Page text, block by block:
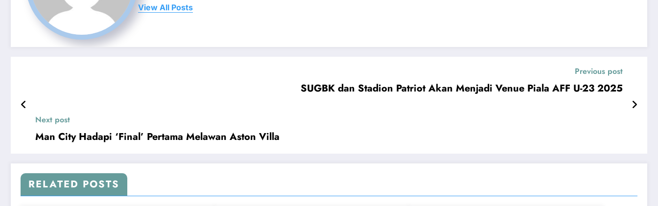
View All Posts
Previous post
SUGBK dan Stadion Patriot Akan Menjadi Venue Piala AFF U-23 2025
Next post
Man City Hadapi ‘Final’ Pertama Melawan Aston Villa
RELATED POSTS